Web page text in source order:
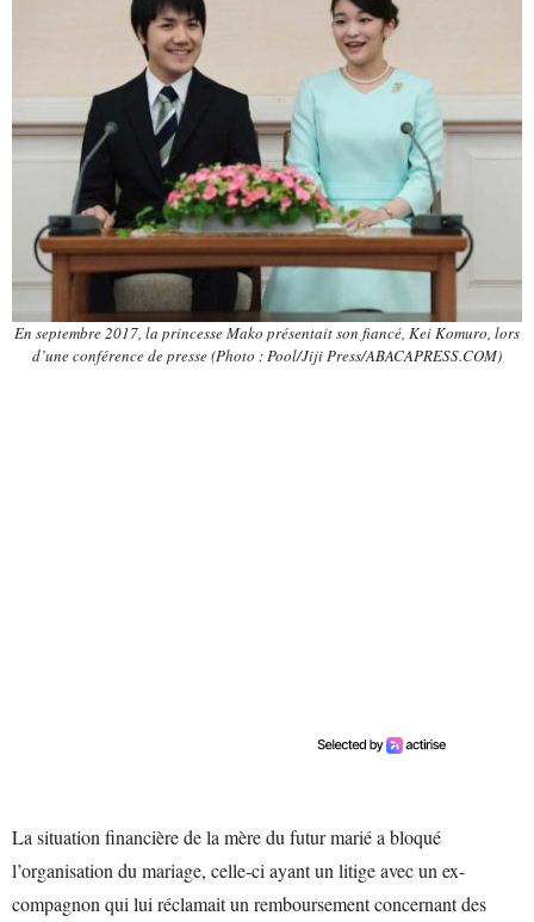
En septembre 2017, la princesse Mako présentait son fiancé, Kei Komuro, lors
d’une conférence de presse (Photo : Pool/Jiji Press/ABACAPRESS.COM)
La situation financière de la mère du futur marié a bloqué
l’organisation du mariage, celle-ci ayant un litige avec un ex-
compagnon qui lui réclamait un remboursement concernant des